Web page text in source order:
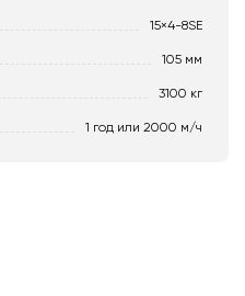
15×4-8SE
105 мм
3100 кг
1 год или 2000 м/ч